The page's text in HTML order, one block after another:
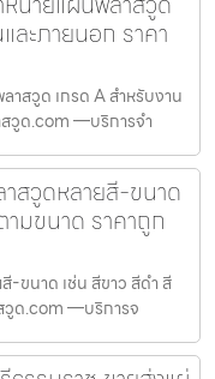
ละภายนอก ราคา
าสวูด เกรด A สำหรับงาน
วูด.com —บริการจำ
สวูดหลายสี-ขนาด
มขนาด ราคาถูก
-ขนาด เช่น สีขาว สีดำ สี
วูด.com —บริการจ